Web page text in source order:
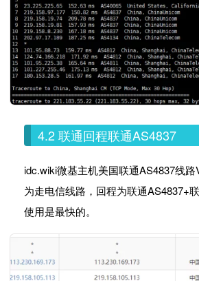
4.2 联通回程联通AS4837
idc.wiki微基主机美国联通AS4837线
为走电信线路，回程为联通AS4837+
使用是最快的。